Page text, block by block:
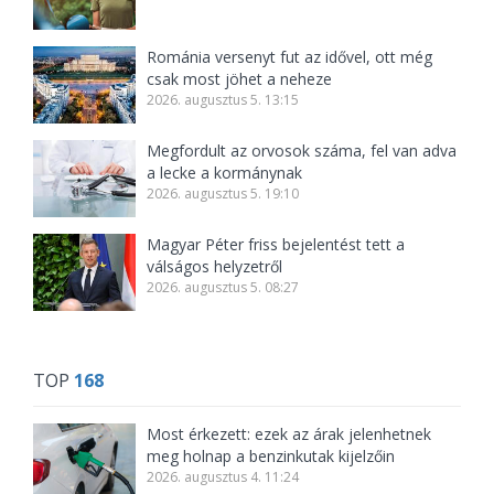
Románia versenyt fut az idővel, ott még
csak most jöhet a neheze
2026. augusztus 5. 13:15
Megfordult az orvosok száma, fel van adva
a lecke a kormánynak
2026. augusztus 5. 19:10
Magyar Péter friss bejelentést tett a
válságos helyzetről
2026. augusztus 5. 08:27
TOP 168
Most érkezett: ezek az árak jelenhetnek
meg holnap a benzinkutak kijelzőin
2026. augusztus 4. 11:24